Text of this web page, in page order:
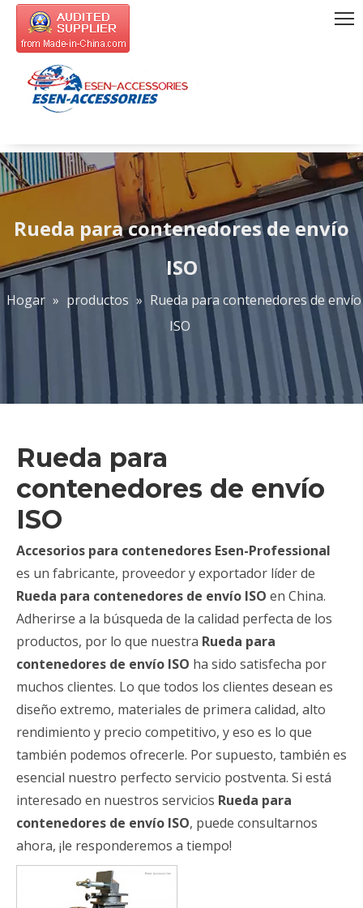
Rueda para contenedores de envío
ISO
Hogar » productos » Rueda para contenedores de envío
ISO
Rueda para
contenedores de envío
ISO
Accesorios para contenedores Esen-Professional
es un fabricante, proveedor y exportador líder de
Rueda para contenedores de envío ISO en China.
Adherirse a la búsqueda de la calidad perfecta de los
productos, por lo que nuestra Rueda para
contenedores de envío ISO ha sido satisfecha por
muchos clientes. Lo que todos los clientes desean es
diseño extremo, materiales de primera calidad, alto
rendimiento y precio competitivo, y eso es lo que
también podemos ofrecerle. Por supuesto, también es
esencial nuestro perfecto servicio postventa. Si está
interesado en nuestros servicios Rueda para
contenedores de envío ISO, puede consultarnos
ahora, ¡le responderemos a tiempo!